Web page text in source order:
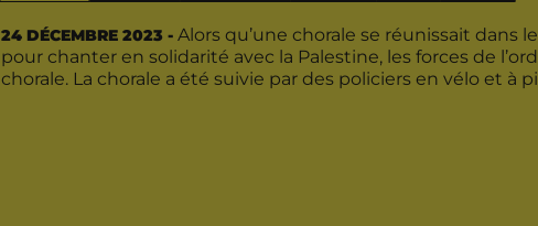
24 DÉCEMBRE 2023 -Alors qu’une chorale se réunissait dans
pour chanter en solidarité avec la Palestine, les forces de
chorale. La chorale a été suivie par des policiers en vélo et à